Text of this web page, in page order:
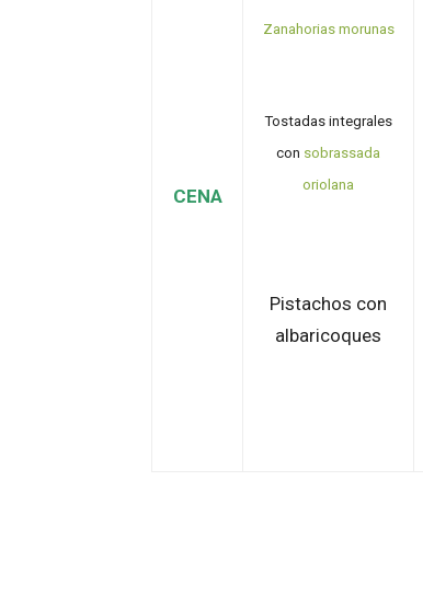
CENA
Zanahorias morunas
Tostadas integrales
con sobrassada
oriolana
Pistachos con
albaricoques